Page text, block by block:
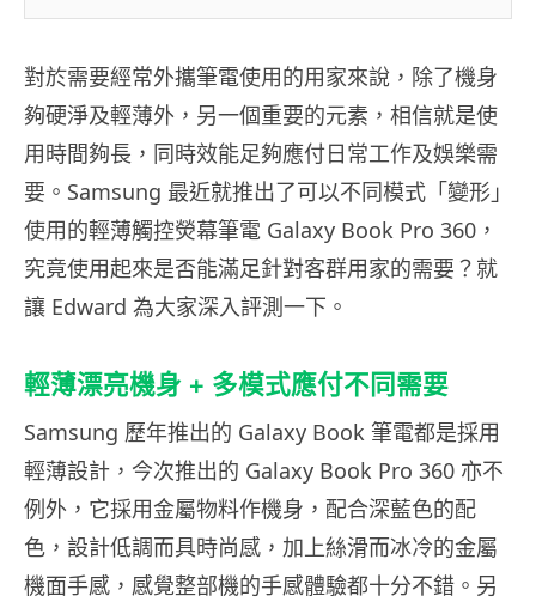
對於需要經常外攜筆電使用的用家來說，除了機身
夠硬淨及輕薄外，另一個重要的元素，相信就是使
用時間夠長，同時效能足夠應付日常工作及娛樂需
要。Samsung 最近就推出了可以不同模式「變形」
使用的輕薄觸控熒幕筆電 Galaxy Book Pro 360，
究竟使用起來是否能滿足針對客群用家的需要？就
讓 Edward 為大家深入評測一下。
輕薄漂亮機身 + 多模式應付不同需要
Samsung 歷年推出的 Galaxy Book 筆電都是採用
輕薄設計，今次推出的 Galaxy Book Pro 360 亦不
例外，它採用金屬物料作機身，配合深藍色的配
色，設計低調而具時尚感，加上絲滑而冰冷的金屬
機面手感，感覺整部機的手感體驗都十分不錯。另